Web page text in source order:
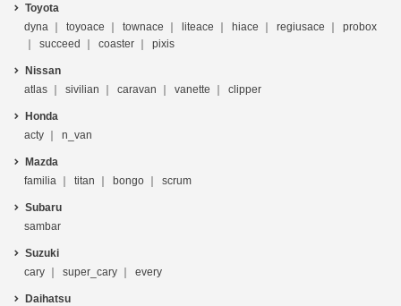
Toyota
dyna
toyoace townace liteace hiace regiusace
probox
succeed
coaster pixis
Nissan
atlas
sivilian caravan vanette clipper
Honda
acty
n_van
Mazda
familia
titan bongo scrum
Subaru
sambar
Suzuki
cary
super_cary every
Daihatsu